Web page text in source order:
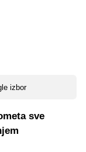
izbor
sve